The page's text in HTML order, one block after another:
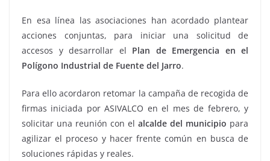
En esa línea las asociaciones han acordado plantear
acciones conjuntas, para iniciar una solicitud de
accesos y desarrollar el Plan de Emergencia en el
Polígono Industrial de Fuente del Jarro.
Para ello acordaron retomar la campaña de recogida de
firmas iniciada por ASIVALCO en el mes de febrero, y
solicitar una reunión con el alcalde del municipio para
agilizar el proceso y hacer frente común en busca de
soluciones rápidas y reales.